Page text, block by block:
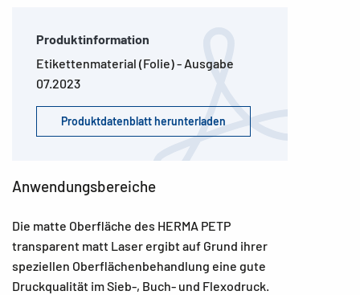
Produktinformation
Etikettenmaterial (Folie) - Ausgabe
07.2023
Produktdatenblatt herunterladen
Anwendungsbereiche
Die matte Oberfläche des HERMA PETP
transparent matt Laser ergibt auf Grund ihrer
speziellen Oberflächenbehandlung eine gute
Druckqualität im Sieb-, Buch- und Flexodruck.